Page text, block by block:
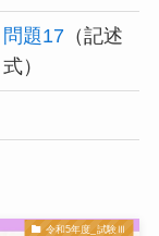
問題17 （記述
式）
令和5年度_試験Ⅲ